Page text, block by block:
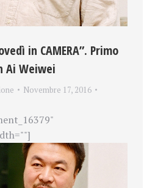
in CAMERA”. Primo
Ai Weiwei
Novembre 17, 2016